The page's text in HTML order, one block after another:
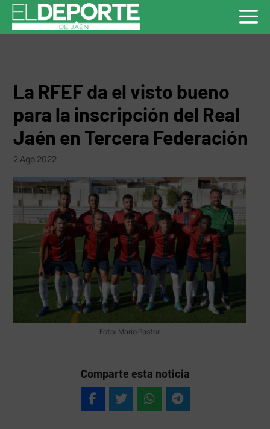
La RFEF da el visto bueno
para la inscripción del Real
Jaén en Tercera Federación
2 Ago 2022
Foto: Mario Pastor.
Comparte esta noticia